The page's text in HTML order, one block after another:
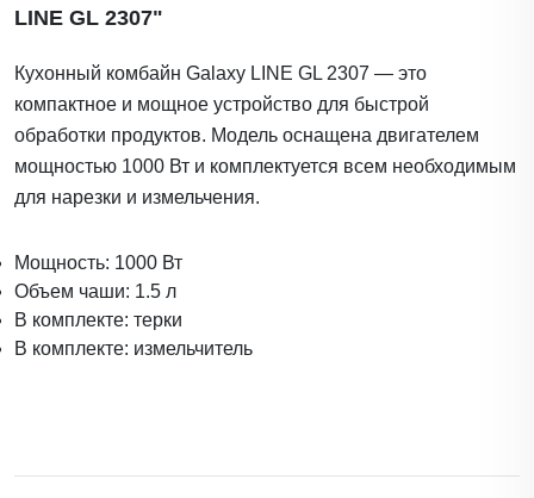
LINE GL 2307"
Кухонный комбайн Galaxy LINE GL 2307 — это
компактное и мощное устройство для быстрой
обработки продуктов. Модель оснащена двигателем
мощностью 1000 Вт и комплектуется всем необходимым
для нарезки и измельчения.
Мощность: 1000 Вт
Объем чаши: 1.5 л
В комплекте: терки
В комплекте: измельчитель